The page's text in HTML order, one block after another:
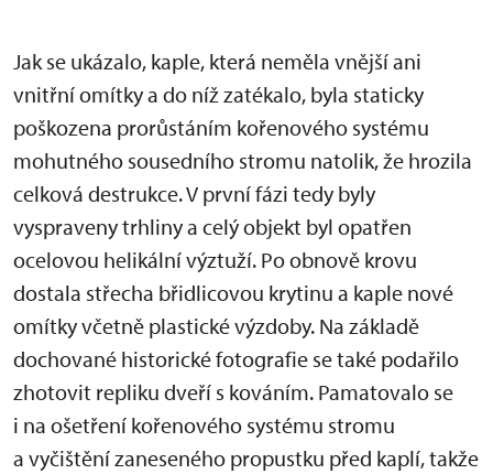
Jak se ukázalo, kaple, která neměla vnější ani
vnitřní omítky a do níž zatékalo, byla staticky
poškozena prorůstáním kořenového systému
mohutného sousedního stromu natolik, že hrozila
celková destrukce. V první fázi tedy byly
vyspraveny trhliny a celý objekt byl opatřen
ocelovou helikální výztuží. Po obnově krovu
dostala střecha břidlicovou krytinu a kaple nové
omítky včetně plastické výzdoby. Na základě
dochované historické fotografie se také podařilo
zhotovit repliku dveří s kováním. Pamatovalo se
i na ošetření kořenového systému stromu
a vyčištění zaneseného propustku před kaplí, takže